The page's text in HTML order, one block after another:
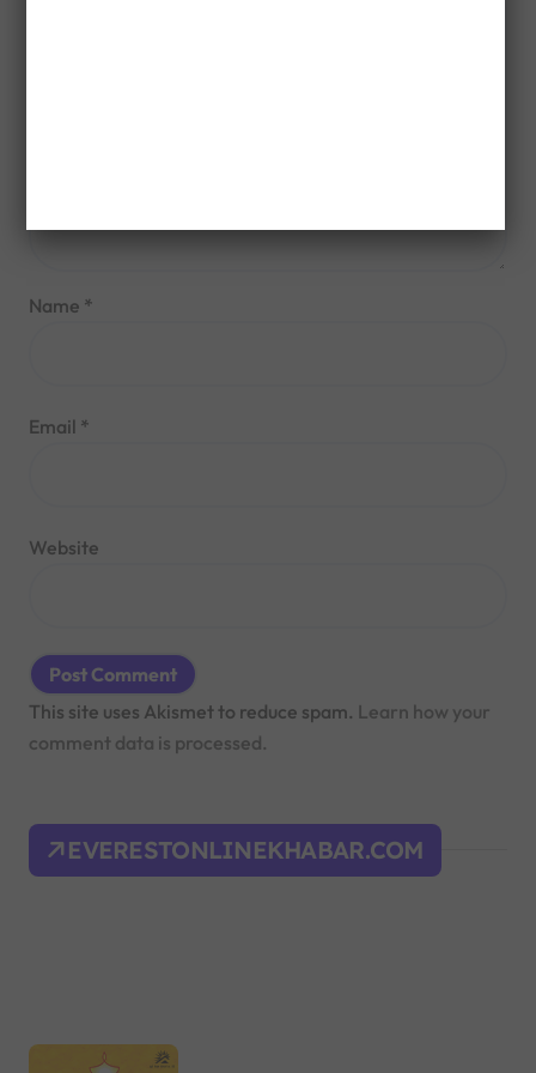
Name *
Email *
Website
This site uses Akismet to reduce spam. Learn how your
comment data is processed.
EVERESTONLINEKHABAR.COM